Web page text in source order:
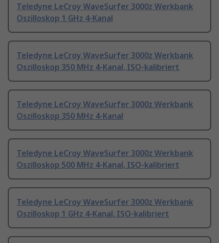
Teledyne LeCroy WaveSurfer 3000z Werkbank
Oszilloskop 1 GHz 4-Kanal
Teledyne LeCroy WaveSurfer 3000z Werkbank
Oszilloskop 350 MHz 4-Kanal, ISO-kalibriert
Teledyne LeCroy WaveSurfer 3000z Werkbank
Oszilloskop 350 MHz 4-Kanal
Teledyne LeCroy WaveSurfer 3000z Werkbank
Oszilloskop 500 MHz 4-Kanal, ISO-kalibriert
Teledyne LeCroy WaveSurfer 3000z Werkbank
Oszilloskop 1 GHz 4-Kanal, ISO-kalibriert